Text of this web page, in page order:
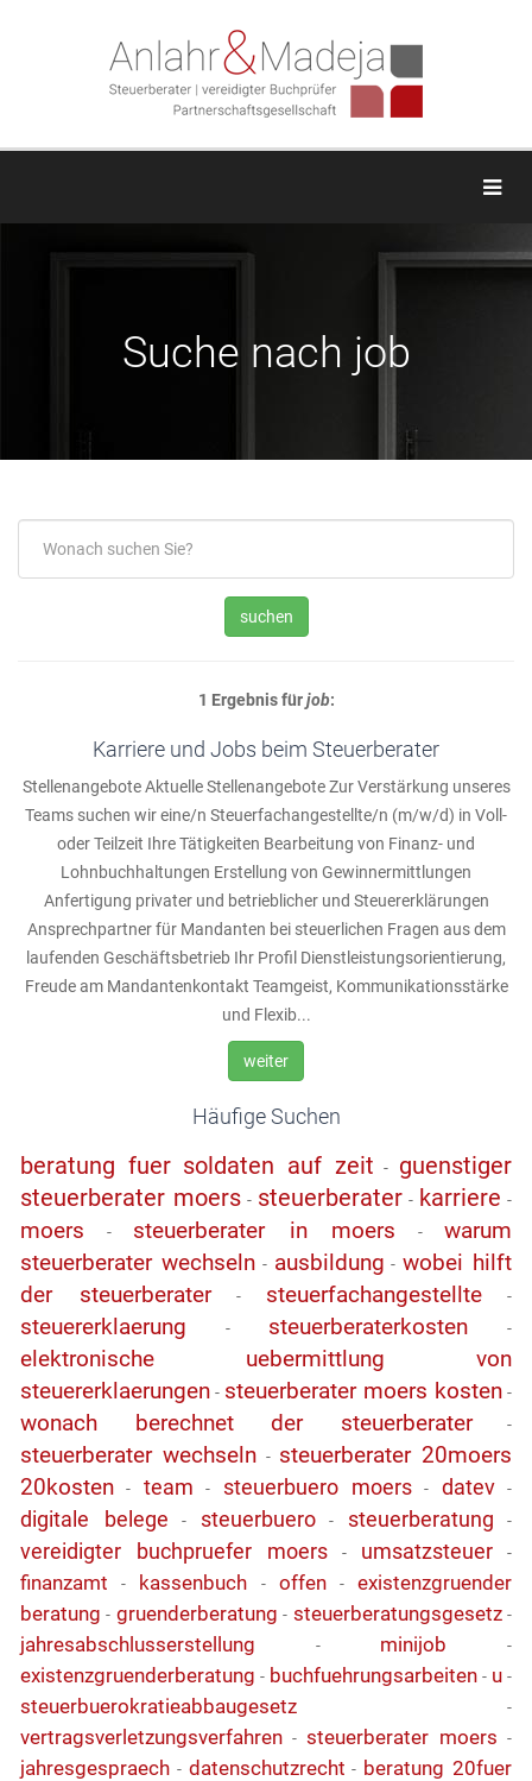
Suche nach job
suchen
1 Ergebnis fürjob:
Karriere und Jobs beim Steuerberater
Stellenangebote Aktuelle Stellenangebote Zur Verstärkung unseres
Teams suchen wir eine/n Steuerfachangestellte/n (m/w/d) in Voll-
oder Teilzeit Ihre Tätigkeiten Bearbeitung von Finanz- und
Lohnbuchhaltungen Erstellung von Gewinnermittlungen
Anfertigung privater und betrieblicher und Steuererklärungen
Ansprechpartner für Mandanten bei steuerlichen Fragen aus dem
laufenden Geschäftsbetrieb Ihr Profil Dienstleistungsorientierung,
Freude am Mandantenkontakt Teamgeist, Kommunikationsstärke
und Flexib...
weiter
Häufige Suchen
beratung fuer soldaten auf zeit - guenstiger
steuerberater moers - steuerberater - karriere -
moers - steuerberater in moers - warum
steuerberater wechseln- ausbildung -wobei hilft
der steuerberater- steuerfachangestellte -
steuererklaerung - steuerberaterkosten -
elektronische uebermittlung von
steuererklaerungen - steuerberater moers kosten -
wonach berechnet der steuerberater-
steuerberater wechseln - steuerberater 20moers
20kosten - team - steuerbuero moers- datev-
digitale belege - steuerbuero- steuerberatung -
vereidigter buchpruefer moers - umsatzsteuer -
finanzamt - kassenbuch - offen-existenzgruender
beratung - gruenderberatung - steuerberatungsgesetz-
jahresabschlusserstellung - minijob -
existenzgruenderberatung - buchfuehrungsarbeiten - u -
steuerbuerokratieabbaugesetz -
vertragsverletzungsverfahren - steuerberater moers -
jahresgespraech - datenschutzrecht - beratung 20fuer